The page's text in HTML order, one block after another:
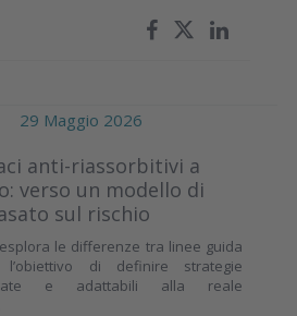
29 Maggio 2026
anti-riassorbitivi a
verso un modello di
sul rischio
le differenze tra linee guida
l’obiettivo di definire strategie
e adattabili alla reale